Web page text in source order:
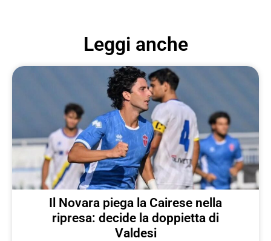
Leggi anche
Il Novara piega la Cairese nella
ripresa: decide la doppietta di
Valdesi